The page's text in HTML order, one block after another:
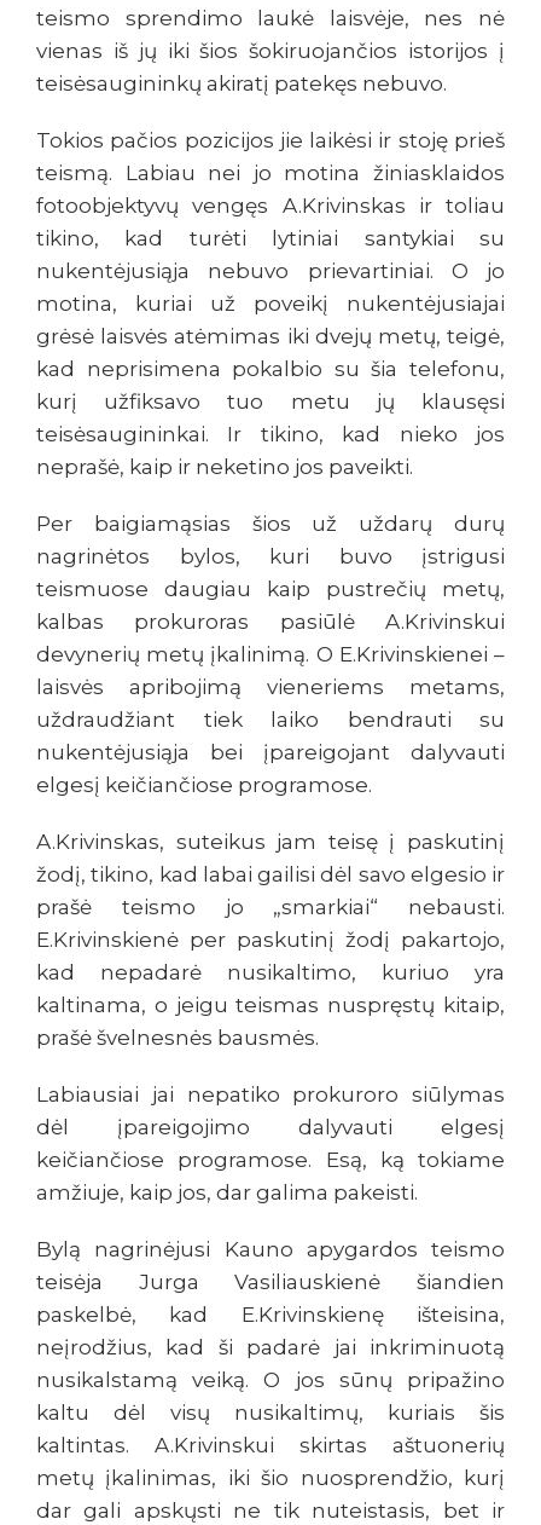
teismo sprendimo laukė laisvėje, nes nė
vienas iš jų iki šios šokiruojančios istorijos į
teisėsaugininkų akiratį patekęs nebuvo.
Tokios pačios pozicijos jie laikėsi ir stoję prieš
teismą. Labiau nei jo motina žiniasklaidos
fotoobjektyvų vengęs A.Krivinskas ir toliau
tikino, kad turėti lytiniai santykiai su
nukentėjusiąja nebuvo prievartiniai. O jo
motina, kuriai už poveikį nukentėjusiajai
grėsė laisvės atėmimas iki dvejų metų, teigė,
kad neprisimena pokalbio su šia telefonu,
kurį užfiksavo tuo metu jų klausęsi
teisėsaugininkai. Ir tikino, kad nieko jos
neprašė, kaip ir neketino jos paveikti.
Per baigiamąsias šios už uždarų durų
nagrinėtos bylos, kuri buvo įstrigusi
teismuose daugiau kaip pustrečių metų,
kalbas prokuroras pasiūlė A.Krivinskui
devynerių metų įkalinimą. O E.Krivinskienei –
laisvės apribojimą vieneriems metams,
uždraudžiant tiek laiko bendrauti su
nukentėjusiąja bei įpareigojant dalyvauti
elgesį keičiančiose programose.
A.Krivinskas, suteikus jam teisę į paskutinį
žodį, tikino, kad labai gailisi dėl savo elgesio ir
prašė teismo jo „smarkiai“ nebausti.
E.Krivinskienė per paskutinį žodį pakartojo,
kad nepadarė nusikaltimo, kuriuo yra
kaltinama, o jeigu teismas nuspręstų kitaip,
prašė švelnesnės bausmės.
Labiausiai jai nepatiko prokuroro siūlymas
dėl įpareigojimo dalyvauti elgesį
keičiančiose programose. Esą, ką tokiame
amžiuje, kaip jos, dar galima pakeisti.
Bylą nagrinėjusi Kauno apygardos teismo
teisėja Jurga Vasiliauskienė šiandien
paskelbė, kad E.Krivinskienę išteisina,
neįrodžius, kad ši padarė jai inkriminuotą
nusikalstamą veiką. O jos sūnų pripažino
kaltu dėl visų nusikaltimų, kuriais šis
kaltintas. A.Krivinskui skirtas aštuonerių
metų įkalinimas, iki šio nuosprendžio, kurį
dar gali apskųsti ne tik nuteistasis, bet ir